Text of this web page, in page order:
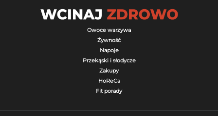
Owoce warzywa
Żywność
Napoje
Przekąski i słodycze
Zakupy
HoReCa
Fit porady